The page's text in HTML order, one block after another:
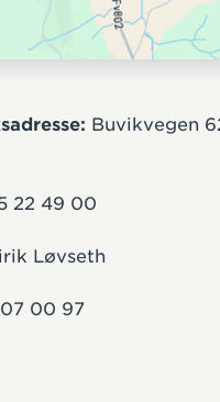
Buvikvegen
22 49 00
Løvseth
00 97